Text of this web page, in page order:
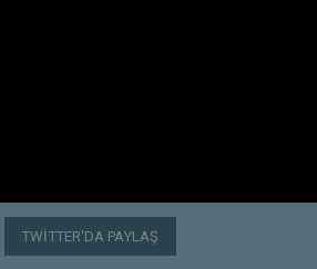
TWITTER'DA PAYLAŞ